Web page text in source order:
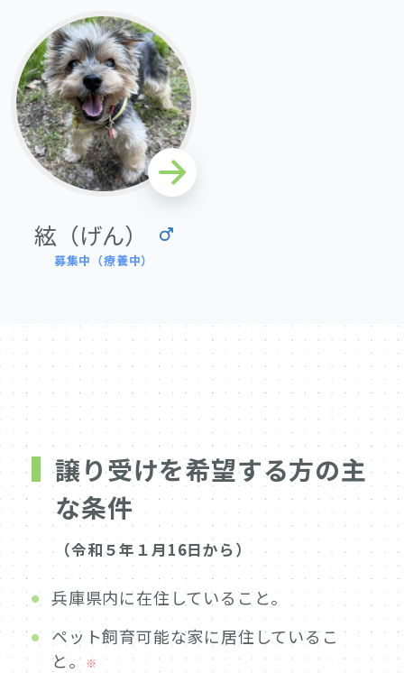
絃（げん）
募集中（療養中）
譲り受けを希望する方の主
な条件
（令和５年１月16日から）
兵庫県内に在住していること。
ペット飼育可能な家に居住しているこ
と。 ※